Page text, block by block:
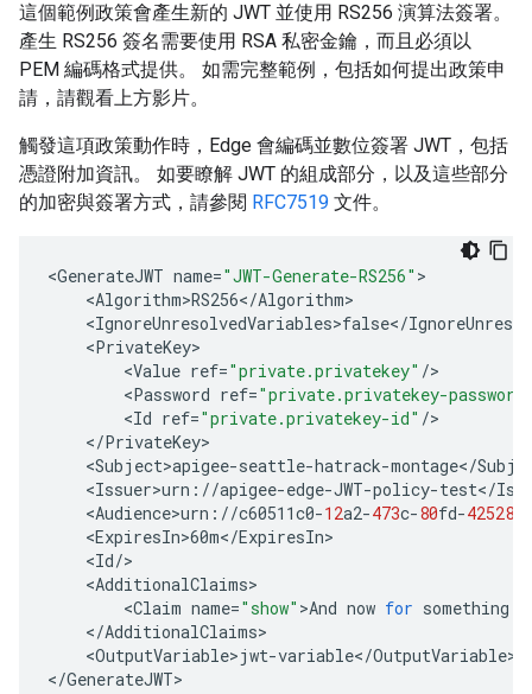
這個範例政策會產生新的 JWT 並使用 RS256 演算法簽署。
產生 RS256 簽名需要使用 RSA 私密金鑰，而且必須以
PEM 編碼格式提供。 如需完整範例，包括如何提出政策申
請，請觀看上方影片。
觸發這項政策動作時，Edge 會編碼並數位簽署 JWT，包括
憑證附加資訊。 如要瞭解 JWT 的組成部分，以及這些部分
的加密與簽署方式，請參閱 RFC7519 文件。
<GenerateJWT name="JWT-Generate-RS256"
<Algorithm>RS256</Algorithm
<IgnoreUnresolvedVariables>false</
<PrivateKey
<Value ref="private.privatekey" /
<Password ref="private.privatekey-
<Id ref="private.privatekey-id" /
</PrivateKey
<Subject>apigee-seattle-hatrack-montage</
<Issuer>urn : //apigee-edge-JWT-policy-test</
<Audience>urn : //c60511c0-12a2-473c-80fd-42528
<ExpiresIn>60m</ExpiresIn
<Id/
<AdditionalClaims
<Claim name="show" >And now for something
</AdditionalClaims
<OutputVariable>jwt-variable</OutputVariable>
</GenerateJWT>